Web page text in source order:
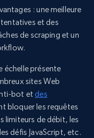
: une meilleure
et des
de scraping et un
échelle présente
sites Web
bot etdes
bloquer les requêtes
limiteurs de débit, les
défis JavaScript, etc.